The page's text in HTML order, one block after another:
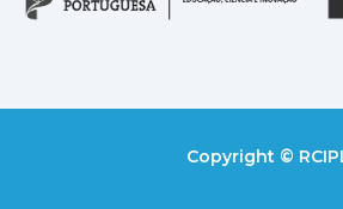
Copyright ©